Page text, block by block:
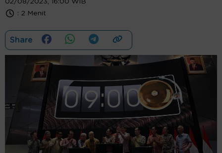
02/08/2023, 16:00 WIB
: 2 Menit
Share